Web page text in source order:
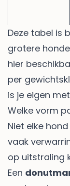
Deze tabel is
grotere
hier
per
is je eigen
Welke vorm
Niet elke
vaak
op uitstraling
Een